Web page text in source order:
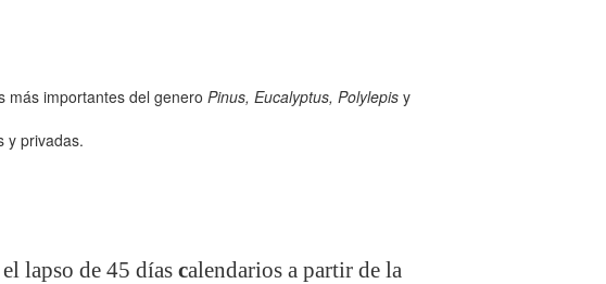
más importantes del generoPinus, Eucalyptus, Polylepis y
y privadas.
lapso de 45 díascalendarios a partir de la